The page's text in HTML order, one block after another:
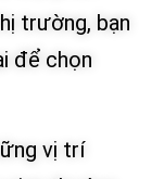
trường, bạn
để chọn
vị trí